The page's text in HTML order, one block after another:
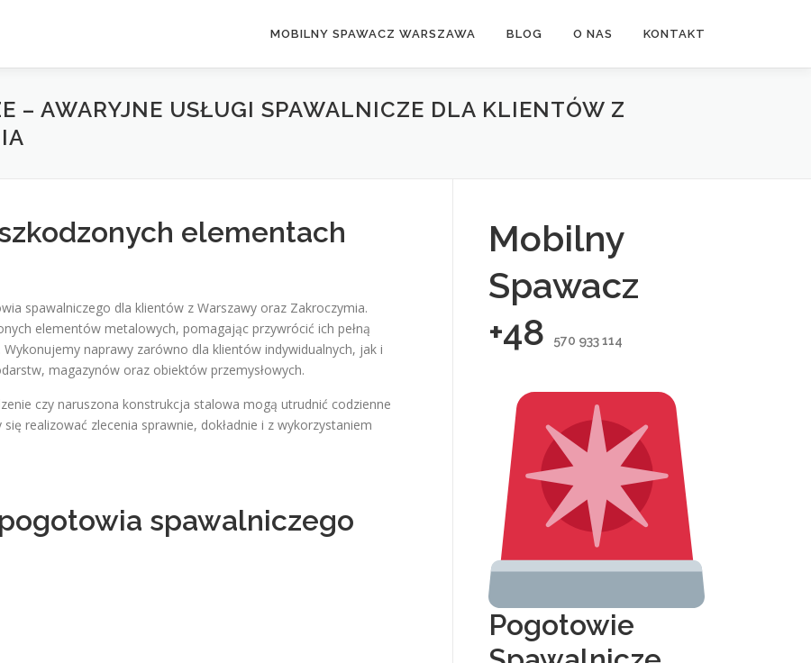
MOBILNY SPAWACZ WARSZAWA BLOG O NAS KONTAKT
– AWARYJNE USŁUGI SPAWALNICZE DLA KLIENTÓW Z
elementach
spawalniczego dla klientów z Warszawy oraz Zakroczymia.
elementów metalowych, pomagając przywrócić ich pełną
naprawy zarówno dla klientów indywidualnych, jak i
magazynów oraz obiektów przemysłowych.
czy naruszona konstrukcja stalowa mogą utrudnić codzienne
realizować zlecenia sprawnie, dokładnie i z wykorzystaniem
spawalniczego
Mobilny
Spawacz
+48
570 933 114
Pogotowie